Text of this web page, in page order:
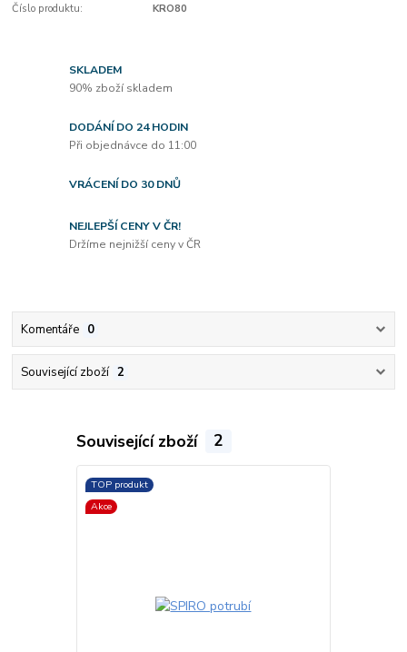
Číslo produktu: KRO80
SKLADEM
90% zboží skladem
DODÁNÍ DO 24 HODIN
Při objednávce do 11:00
VRÁCENÍ DO 30 DNŮ
NEJLEPŠÍ CENY V ČR!
Držíme nejnižší ceny v ČR
Komentáře 0
Související zboží 2
Související zboží 2
TOP produkt
Akce